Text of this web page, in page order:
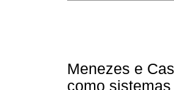
Menezes e
como